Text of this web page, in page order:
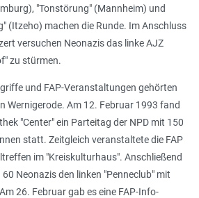
"Tonstörung" (Mannheim) und
(Itzeho) machen die Runde. Im Anschluss
versuchen Neonazis das linke AJZ
zu stürmen.
und FAP-Veranstaltungen gehörten
Wernigerode. Am 12. Februar 1993 fand
"Center" ein Parteitag der NPD mit 150
statt. Zeitgleich veranstaltete die FAP
im "Kreiskulturhaus". Anschließend
Neonazis den linken "Penneclub" mit
26. Februar gab es eine FAP-Info-